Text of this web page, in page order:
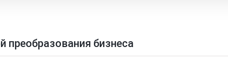
бизнеса